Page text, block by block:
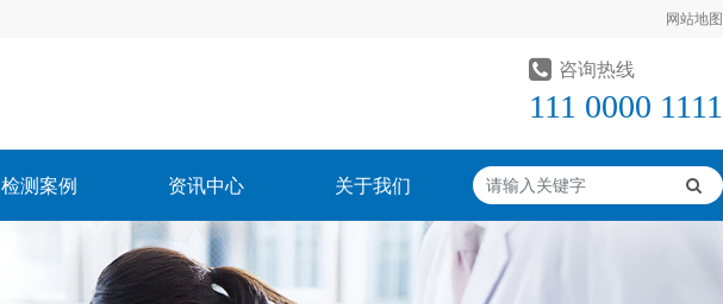
网站地图
咨询热线
111 0000 1111
检测案例 资讯中心 关于我们